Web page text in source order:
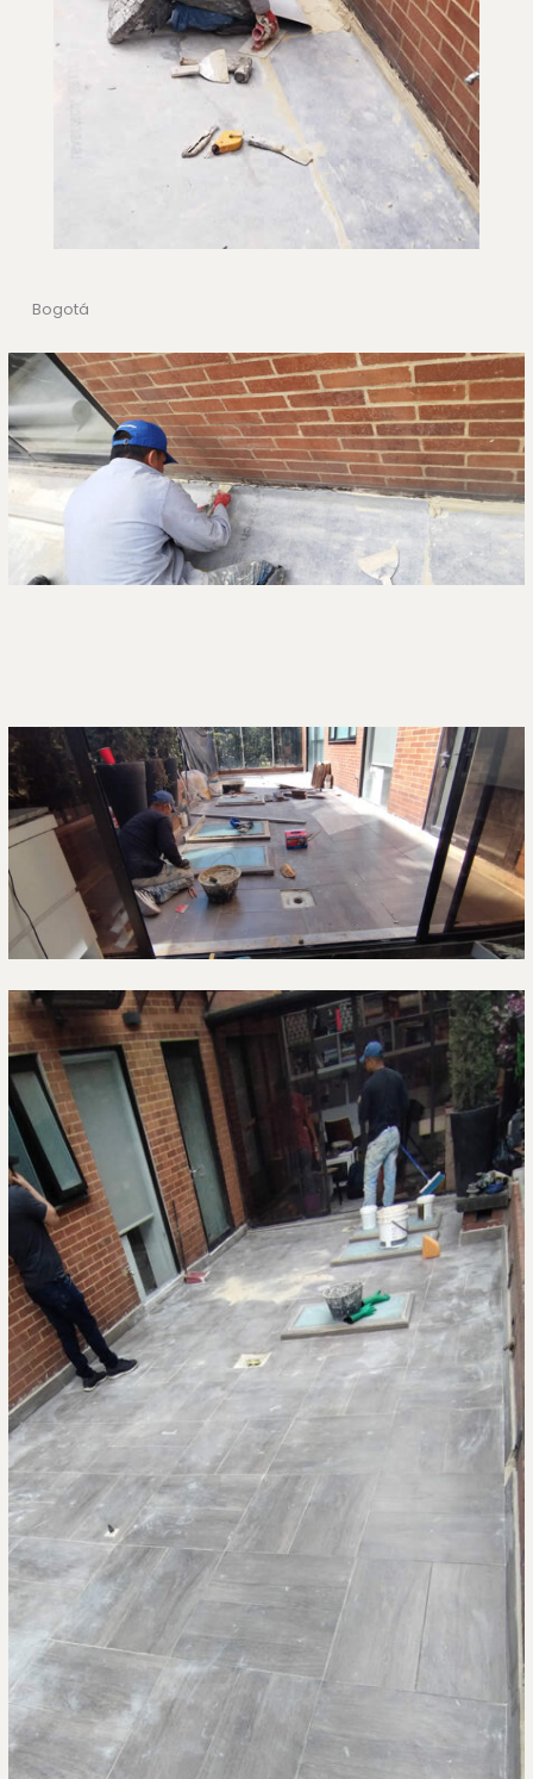
Bogotá